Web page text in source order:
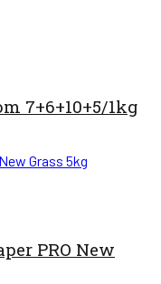
7+6+10+5/1kg
PRO New